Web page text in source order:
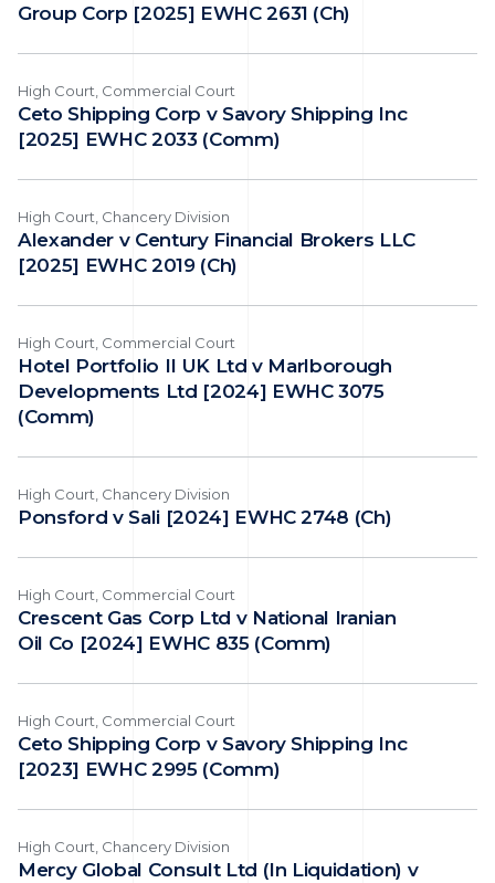
Group Corp [2025] EWHC 2631 (Ch)
High Court, Commercial Court
Ceto Shipping Corp v Savory Shipping Inc
[2025] EWHC 2033 (Comm)
High Court, Chancery Division
Alexander v Century Financial Brokers LLC
[2025] EWHC 2019 (Ch)
High Court, Commercial Court
Hotel Portfolio II UK Ltd v Marlborough
Developments Ltd [2024] EWHC 3075
(Comm)
High Court, Chancery Division
Ponsford v Sali [2024] EWHC 2748 (Ch)
High Court, Commercial Court
Crescent Gas Corp Ltd v National Iranian
Oil Co [2024] EWHC 835 (Comm)
High Court, Commercial Court
Ceto Shipping Corp v Savory Shipping Inc
[2023] EWHC 2995 (Comm)
High Court, Chancery Division
Mercy Global Consult Ltd (In Liquidation) v